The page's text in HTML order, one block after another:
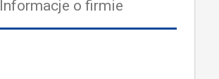
Informacje o firmie